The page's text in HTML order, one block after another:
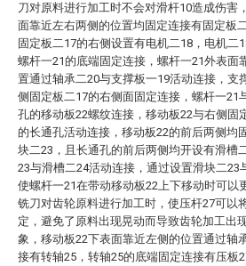
刀对原料进行加工时不会对滑杆10造成伤害
面靠近左右两侧的位置均固定连接有固定板
固定板二17的右侧设置有电机二18，电机二
螺杆一21的底端固定连接，螺杆一21外表面
置通过轴承二20与支撑板一19活动连接，支
侧固定板二17的右侧面固定连接，螺杆一21
孔的移动板22螺纹连接，移动板22与右侧固
的长通孔活动连接，移动板22的前后两侧均
块二23，且长通孔的前后两侧均开设有滑槽
23与滑槽二24活动连接，通过设置滑块二23
使螺杆一21在带动移动板22上下移动时可以
铣刀对齿轮原料进行加工时，使压杆27可以
定，避免了原料出现晃动而导致齿轮加工出
象，移动板22下表面靠近左侧的位置通过轴
接有转轴25，转轴25的底端固定连接有压板